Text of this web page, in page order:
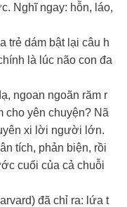
Nghĩ ngay: hỗn, láo,
trẻ dám bật lại câu h
là lúc não con đa
ngoan ngoãn răm r
cho yên chuyện? Nã
xi lời người lớn.
tích, phản biện, rồi
cuối của cả chuỗi
đã chỉ ra: lứa t